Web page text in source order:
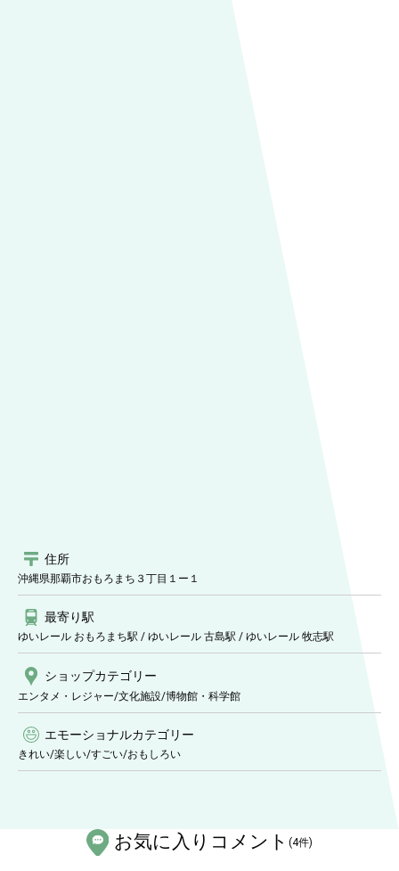
住所
沖縄県那覇市おもろまち３丁目１ー１
最寄り駅
ゆいレール おもろまち駅 / ゆいレール 古島駅 / ゆいレール 牧志駅
ショップカテゴリー
エンタメ・レジャー/文化施設/博物館・科学館
エモーショナルカテゴリー
きれい/楽しい/すごい/おもしろい
お気に入りコメント (4件)